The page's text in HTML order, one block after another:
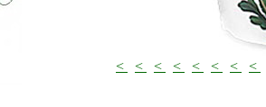
< < < < < < < <